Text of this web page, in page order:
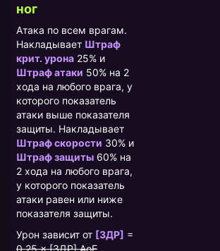
ног
Атака по всем врагам.
Накладывает Штраф
крит. урона 25% и
Штраф атаки 50% на 2
хода на любого врага, у
которого показатель
атаки выше показателя
защиты. Накладывает
Штраф скорости 30% и
Штраф защиты 60% на
2 хода на любого врага,
у которого показатель
атаки равен или ниже
показателя защиты.
Урон зависит от [ЗДР] =
0.25 × [ЗДР] AoE